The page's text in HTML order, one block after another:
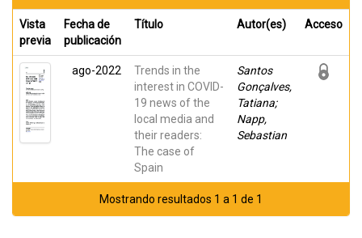
Vista
previa
Fecha de
publicación
Título Autor(es) Acceso
ago-2022
Trends in the
interest in COVID-
19 news of the
local media and
their readers:
The case of
Spain
Santos
Gonçalves,
Tatiana;
Napp,
Sebastian
Mostrando resultados 1 a 1 de 1